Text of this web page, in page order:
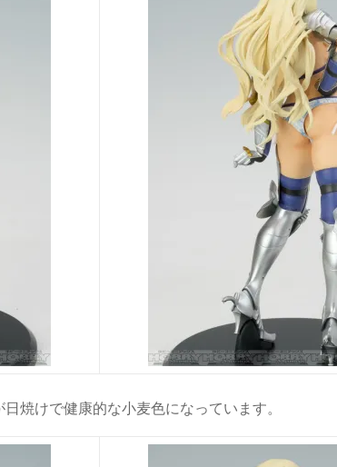
焼けで健康的な小麦色になっています。